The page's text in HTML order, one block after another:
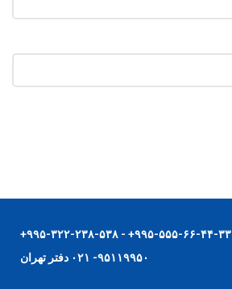
۹۹۵-۵۵۵-۶۶-۴۴-۳۳+ - ۹۹۵-۳۲۲-۲۳۸-۵۳۸+
۹۵۱۱۹۹۵۰- ۰۲۱ دفتر تهران